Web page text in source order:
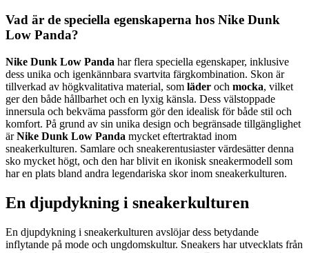
Vad är de speciella egenskaperna hos Nike Dunk
Low Panda?
Nike Dunk Low Panda har flera speciella egenskaper, inklusive
dess unika och igenkännbara svartvita färgkombination. Skon är
tillverkad av högkvalitativa material, som läder och mocka, vilket
ger den både hållbarhet och en lyxig känsla. Dess välstoppade
innersula och bekväma passform gör den idealisk för både stil och
komfort. På grund av sin unika design och begränsade tillgänglighet
ärNike Dunk Low Panda mycket eftertraktad inom
sneakerkulturen. Samlare och sneakerentusiaster värdesätter denna
sko mycket högt, och den har blivit en ikonisk sneakermodell som
har en plats bland andra legendariska skor inom sneakerkulturen.
En djupdykning i sneakerkulturen
En djupdykning i sneakerkulturen avslöjar dess betydande
inflytande på mode och ungdomskultur. Sneakers har utvecklats från